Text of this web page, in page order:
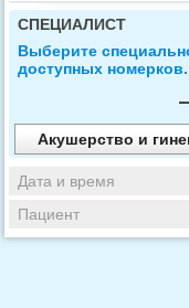
СПЕЦИАЛИСТ
Выберите
доступных номерков.
Акушерство и
Дата и время
Пациент